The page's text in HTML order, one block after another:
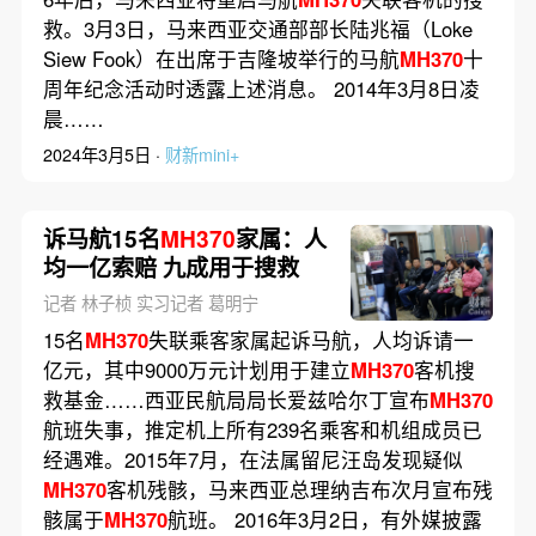
救。3月3日，马来西亚交通部部长陆兆福（Loke
Siew Fook）在出席于吉隆坡举行的马航MH370十
周年纪念活动时透露上述消息。 2014年3月8日凌
晨……
2024年3月5日 · 财新mini+
诉马航15名MH370家属：人
均一亿索赔 九成用于搜救
记者 林子桢 实习记者 葛明宁
15名MH370失联乘客家属起诉马航，人均诉请一
亿元，其中9000万元计划用于建立MH370客机搜
救基金……西亚民航局局长爱兹哈尔丁宣布MH370
航班失事，推定机上所有239名乘客和机组成员已
经遇难。2015年7月，在法属留尼汪岛发现疑似
MH370客机残骸，马来西亚总理纳吉布次月宣布残
骸属于MH370航班。 2016年3月2日，有外媒披露